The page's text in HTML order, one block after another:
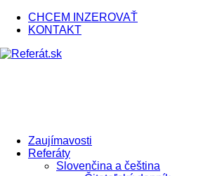
CHCEM INZEROVAŤ
KONTAKT
Zaujímavosti
Referáty
Slovenčina a čeština